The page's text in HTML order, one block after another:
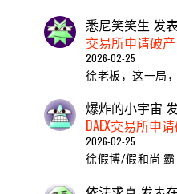
悉尼笑笑生 发
交易所申请破
2026-02-25
徐老板，这一局
爆炸的小宇宙
DAEX交易所申
2026-02-25
徐假博/假和尚